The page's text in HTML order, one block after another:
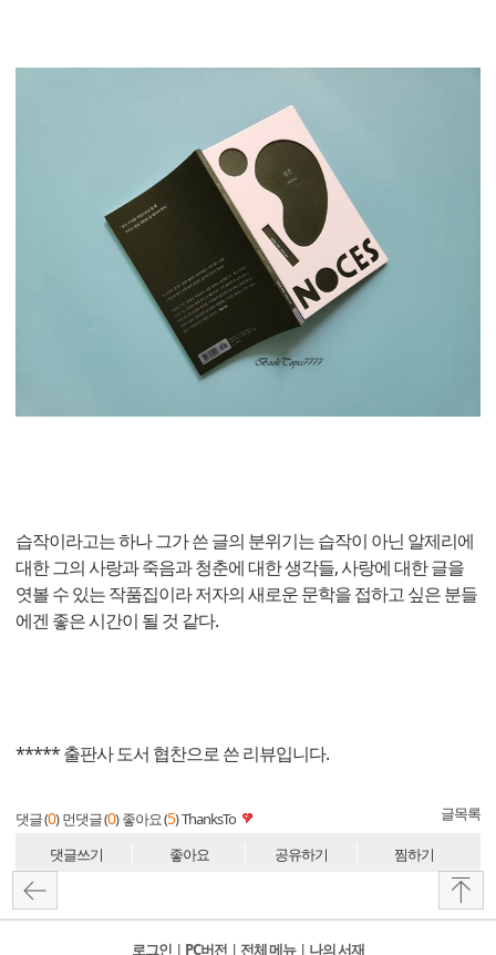
습작이라고는 하나 그가 쓴 글의 분위기는 습작이 아닌 알제리에
대한 그의 사랑과 죽음과 청춘에 대한 생각들, 사랑에 대한 글을
엿볼 수 있는 작품집이라 저자의 새로운 문학을 접하고 싶은 분들
에겐 좋은 시간이 될 것 같다.
***** 출판사 도서 협찬으로 쓴 리뷰입니다.
댓글 (0) 먼댓글 (0) 좋아요 (5)ThanksTo 글목록
댓글쓰기 좋아요 공유하기 찜하기
로그인 l PC버전 l 전체 메뉴 l 나의 서재